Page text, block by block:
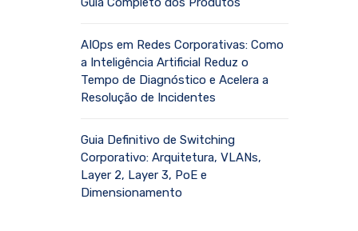
AIOps em Redes Corporativas: Como
a Inteligência Artificial Reduz o
Tempo de Diagnóstico e Acelera a
Resolução de Incidentes
Guia Definitivo de Switching
Corporativo: Arquitetura, VLANs,
Layer 2, Layer 3, PoE e
Dimensionamento